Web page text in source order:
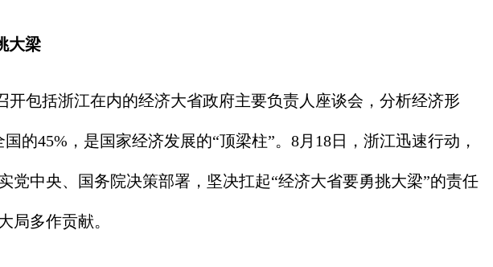
大梁
包括浙江在内的经济大省政府主要负责人座谈会，分析经济形
45%，是国家经济发展的“顶梁柱”。8月18日，浙江迅速行动，
中央、国务院决策部署，坚决扛起“经济大省要勇挑大梁”的责任
局多作贡献。